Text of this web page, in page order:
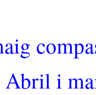
Abril i